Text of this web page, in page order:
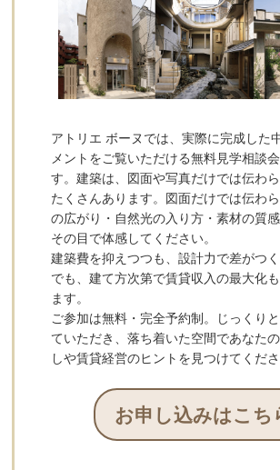
アトリエ ボーヌでは、実際に完成した
メントをご覧いただける無料見学相談
す。建築は、図面や写真だけでは伝わ
たくさんあります。図面だけでは伝わ
の広がり・自然光の入り方・素材の質
その目で体感してください。
建築費を抑えつつも、設計力で差がつ
でも、建て方次第で賃貸収入の最大化
ます。
ご参加は無料・完全予約制。じっくり
ていただき、落ち着いた空間であなた
しや賃貸経営のヒントを見つけてくださ
お申し込みはこち